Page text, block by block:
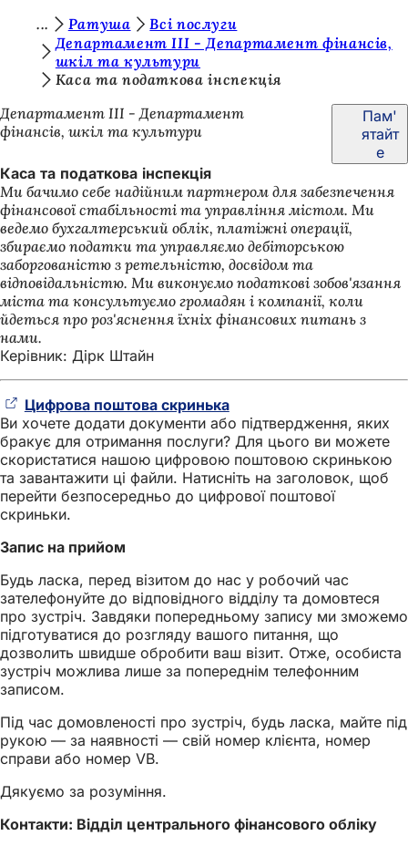
Перейти до змісту
у
т
:
Ратуша
Всі послуги
Департамент III - Департамент фінансів,
шкіл та культури
Каса та податкова інспекція
Департамент III - Департамент
фінансів, шкіл та культури
Пам'
ятайт
е
Каса та податкова інспекція
Ми бачимо себе надійним партнером для забезпечення
фінансової стабільності та управління містом. Ми
ведемо бухгалтерський облік, платіжні операції,
збираємо податки та управляємо дебіторською
заборгованістю з ретельністю, досвідом та
відповідальністю. Ми виконуємо податкові зобов'язання
міста та консультуємо громадян і компанії, коли
йдеться про роз'яснення їхніх фінансових питань з
нами.
Керівник: Дірк Штайн
Цифрова поштова скринька(Відкривається
в
новій
вкладці)
Ви хочете додати документи або підтвердження, яких
бракує для отримання послуги? Для цього ви можете
скористатися нашою цифровою поштовою скринькою
та завантажити ці файли. Натисніть на заголовок, щоб
перейти безпосередньо до цифрової поштової
скриньки.
Запис на прийом
Будь ласка, перед візитом до нас у робочий час
зателефонуйте до відповідного відділу та домовтеся
про зустріч. Завдяки попередньому запису ми зможемо
підготуватися до розгляду вашого питання, що
дозволить швидше обробити ваш візит. Отже, особиста
зустріч можлива лише за попереднім телефонним
записом.
Під час домовленості про зустріч, будь ласка, майте під
рукою — за наявності — свій номер клієнта, номер
справи або номер VB.
Дякуємо за розуміння.
Контакти: Відділ центрального фінансового обліку